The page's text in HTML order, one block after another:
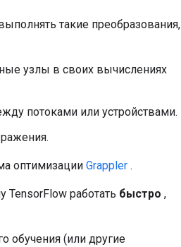
такие преобразования,
узлы в своих вычислениях
потоками или устройствами.
оптимизации Grappler .
работать быстро ,
обучения (или другие